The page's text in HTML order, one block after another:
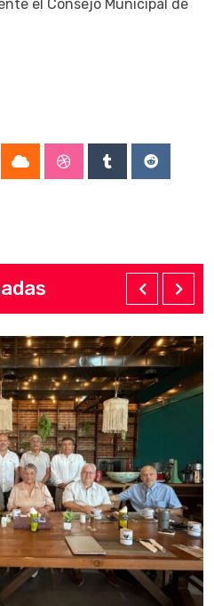
el Consejo Municipal de
Cloud StumbleUpon
TumblrReddit